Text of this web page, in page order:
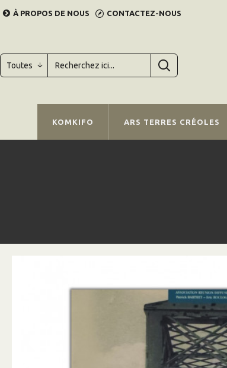
À PROPOS DE NOUS CONTACTEZ-NOUS
Toutes
KOMKIFO ARS TERRES CRÉOLES